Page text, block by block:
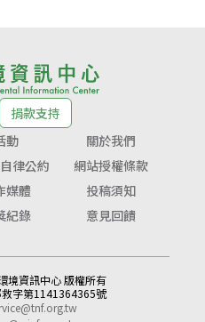
捐款支持
動
關於我們
律公約
網站授權條款
媒體
投稿須知
紀錄 意見回饋
資訊中心 版權所有
字第1141364365號